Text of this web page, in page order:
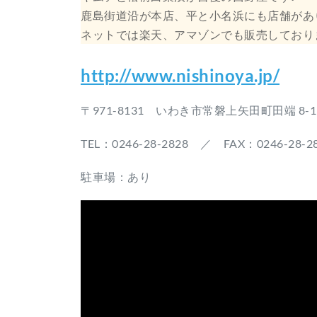
鹿島街道沿が本店、平と小名浜にも店舗があ
ネットでは楽天、アマゾンでも販売しており
http://www.nishinoya.jp/
〒971-8131 いわき市常磐上矢田町田端 8-1
TEL：0246-28-2828 ／ FAX：0246-28-
駐車場：あり